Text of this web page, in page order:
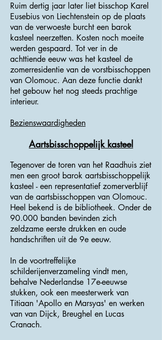
Ruim dertig jaar later liet bisschop Karel
Eusebius von Liechtenstein op de plaats
van de verwoeste burcht een barok
kasteel neerzetten. Kosten noch moeite
werden gespaard. Tot ver in de
achttiende eeuw was het kasteel de
zomerresidentie van de vorstbisschoppen
van Olomouc. Aan deze functie dankt
het gebouw het nog steeds prachtige
interieur.
Bezienswaardigheden
Aartsbisschoppelijk kasteel
Tegenover de toren van het Raadhuis ziet
men een groot barok aartsbisschoppelijk
kasteel - een representatief zomerverblijf
van de aartsbisschoppen van Olomouc.
Heel bekend is de bibliotheek. Onder de
90.000 banden bevinden zich
zeldzame eerste drukken en oude
handschriften uit de 9e eeuw.
In de voortreffelijke
schilderijenverzameling vindt men,
behalve Nederlandse 17e-eeuwse
stukken, ook een meesterwerk van
Titiaan 'Apollo en Marsyas' en werken
van van Dijck, Breughel en Lucas
Cranach.